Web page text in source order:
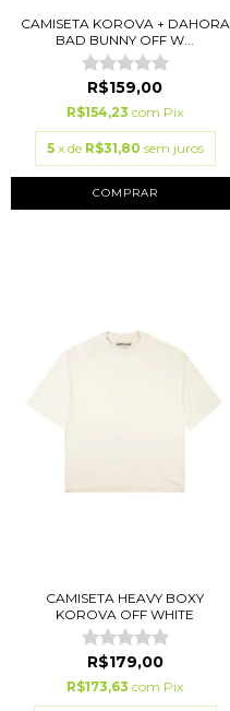
CAMISETA KOROVA + DAHORA
BAD BUNNY OFF W...
R$159,00
R$154,23 com Pix
5 x de R$31,80 sem juros
COMPRAR
CAMISETA HEAVY BOXY
KOROVA OFF WHITE
R$179,00
R$173,63 com Pix